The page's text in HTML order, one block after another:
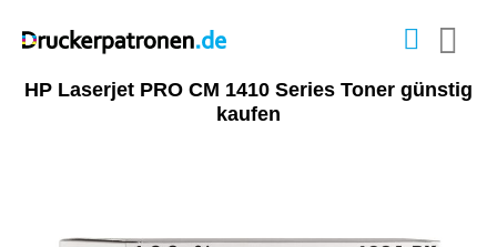
HP Laserjet PRO CM 1410 Series Toner günstig
kaufen